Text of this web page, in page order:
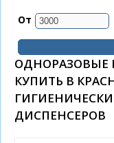
От
ОДНОРАЗОВЫЕ
КУПИТЬ В
ДИСПЕНСЕРОВ